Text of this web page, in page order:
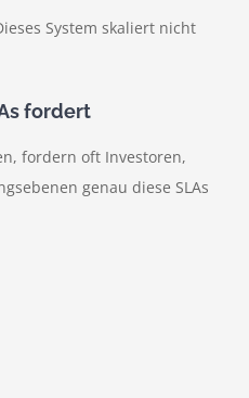
System skaliert nicht
fordert
fordern oft Investoren,
genau diese SLAs